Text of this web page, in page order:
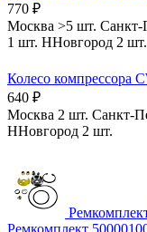
770 ₽
Москва >5 шт. Санкт-
1 шт. ННовгород 2 шт.
Колесо компрессора
640 ₽
Москва 2 шт. Санкт-
ННовгород 2 шт.